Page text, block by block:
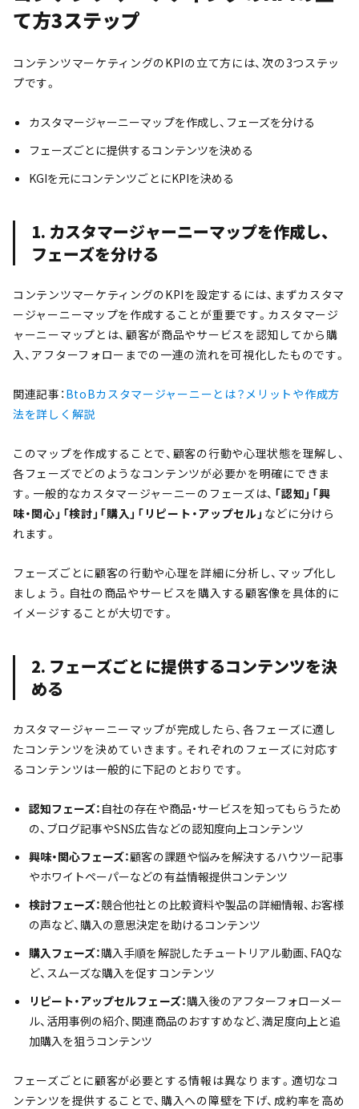
て方3ステップ
コンテンツマーケティングのKPIの立て方には、次の3つステッ
プです。
カスタマージャーニーマップを作成し、フェーズを分ける
フェーズごとに提供するコンテンツを決める
KGIを元にコンテンツごとにKPIを決める
1. カスタマージャーニーマップを作成し、
フェーズを分ける
コンテンツマーケティングのKPIを設定するには、まずカスタマ
ージャーニーマップを作成することが重要です。カスタマージ
ャーニーマップとは、顧客が商品やサービスを認知してから購
入、アフターフォローまでの一連の流れを可視化したものです。
関連記事：BtoBカスタマージャーニーとは？メリットや作成方
法を詳しく解説
このマップを作成することで、顧客の行動や心理状態を理解し、
各フェーズでどのようなコンテンツが必要かを明確にできま
す。一般的なカスタマージャーニーのフェーズは、 「認知」「興
味・関心」「検討」「購入」「リピート・アップセル」 などに分けら
れます。
フェーズごとに顧客の行動や心理を詳細に分析し、マップ化し
ましょう。自社の商品やサービスを購入する顧客像を具体的に
イメージすることが大切です。
2. フェーズごとに提供するコンテンツを決
める
カスタマージャーニーマップが完成したら、各フェーズに適し
たコンテンツを決めていきます。それぞれのフェーズに対応す
るコンテンツは一般的に下記のとおりです。
認知フェーズ： 自社の存在や商品・サービスを知ってもらうため
の、ブログ記事やSNS広告などの認知度向上コンテンツ
興味・関心フェーズ：顧客の課題や悩みを解決するハウツー記事
やホワイトペーパーなどの有益情報提供コンテンツ
検討フェーズ：競合他社との比較資料や製品の詳細情報、お客様
の声など、購入の意思決定を助けるコンテンツ
購入フェーズ：購入手順を解説したチュートリアル動画、FAQな
ど、スムーズな購入を促すコンテンツ
リピート・アップセルフェーズ：購入後のアフターフォローメー
ル、活用事例の紹介、関連商品のおすすめなど、満足度向上と追
加購入を狙うコンテンツ
フェーズごとに顧客が必要とする情報は異なります。適切なコ
ンテンツを提供することで、購入への障壁を下げ、成約率を高め